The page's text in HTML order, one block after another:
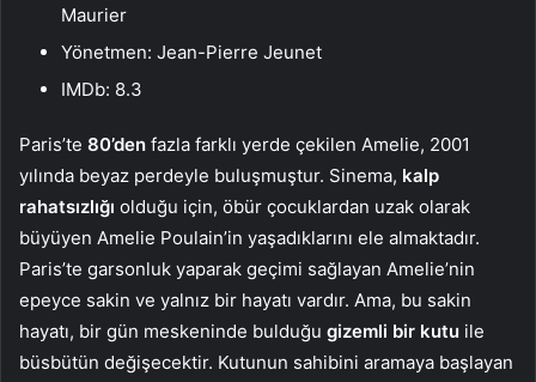
Maurier
Yönetmen: Jean-Pierre Jeunet
IMDb: 8.3
Paris’te 80’den fazla farklı yerde çekilen Amelie, 2001
yılında beyaz perdeyle buluşmuştur. Sinema, kalp
rahatsızlığı olduğu için, öbür çocuklardan uzak olarak
büyüyen Amelie Poulain’in yaşadıklarını ele almaktadır.
Paris’te garsonluk yaparak geçimi sağlayan Amelie’nin
epeyce sakin ve yalnız bir hayatı vardır. Ama, bu sakin
hayatı, bir gün meskeninde bulduğu gizemli bir kutu ile
büsbütün değişecektir. Kutunun sahibini aramaya başlayan